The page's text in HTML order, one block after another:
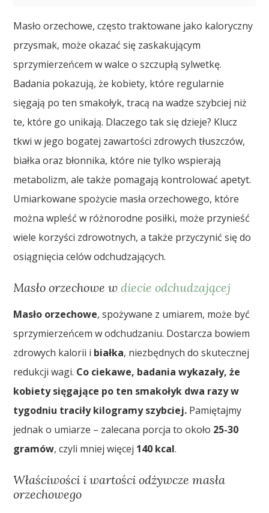
Masło orzechowe, często traktowane jako kaloryczny
przysmak, może okazać się zaskakującym
sprzymierzeńcem w walce o szczupłą sylwetkę.
Badania pokazują, że kobiety, które regularnie
sięgają po ten smakołyk, tracą na wadze szybciej niż
te, które go unikają. Dlaczego tak się dzieje? Klucz
tkwi w jego bogatej zawartości zdrowych tłuszczów,
białka oraz błonnika, które nie tylko wspierają
metabolizm, ale także pomagają kontrolować apetyt.
Umiarkowane spożycie masła orzechowego, które
można wpleść w różnorodne posiłki, może przynieść
wiele korzyści zdrowotnych, a także przyczynić się do
osiągnięcia celów odchudzających.
Masło orzechowe wdiecie odchudzającej
Masło orzechowe, spożywane z umiarem, może być
sprzymierzeńcem w odchudzaniu. Dostarcza bowiem
zdrowych kalorii i białka, niezbędnych do skutecznej
redukcji wagi. Co ciekawe, badania wykazały, że
kobiety sięgające po ten smakołyk dwa razy w
tygodniu traciły kilogramy szybciej. Pamiętajmy
jednak o umiarze – zalecana porcja to około 25-30
gramów, czyli mniej więcej 140 kcal.
Właściwości i wartości odżywcze masła
orzechowego